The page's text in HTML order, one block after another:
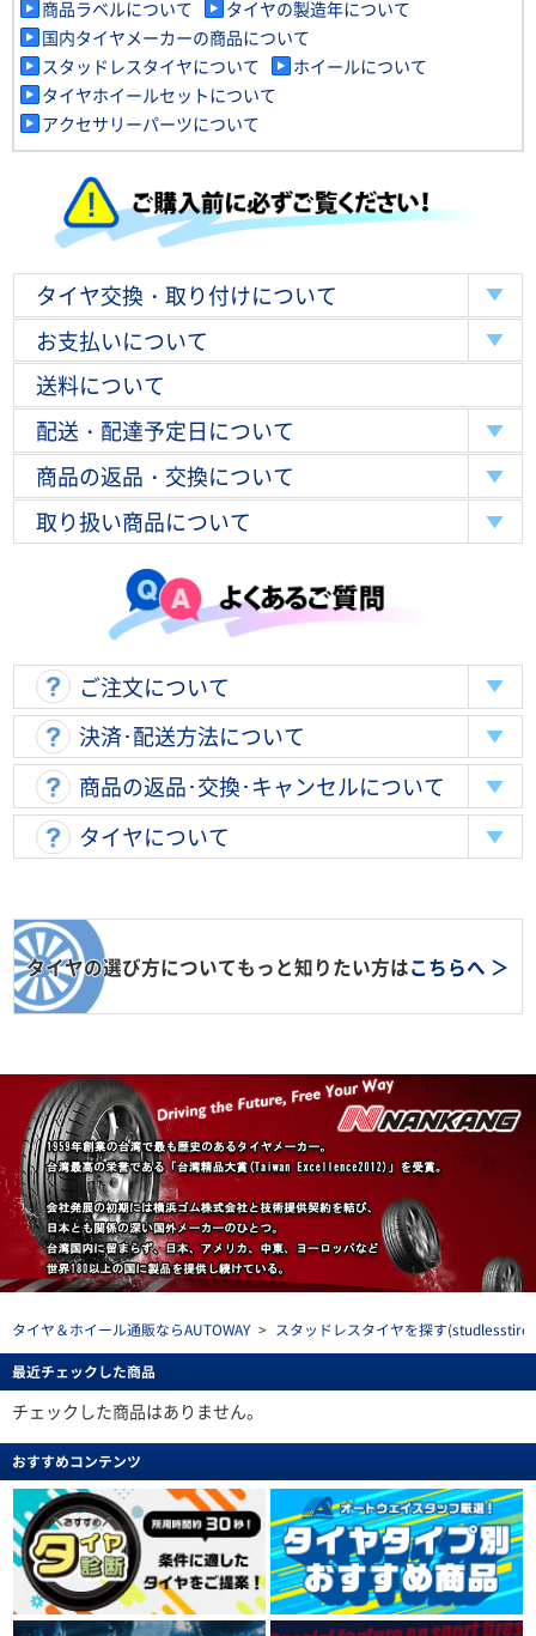
商品ラベルについて
タイヤの製造年について
国内タイヤメーカーの商品について
スタッドレスタイヤについて
ホイールについて
タイヤホイールセットについて
アクセサリーパーツについて
タイヤ交換・取り付けについて
お支払いについて
送料について
配送・配達予定日について
商品の返品・交換について
取り扱い商品について
ご注文について
決済･配送方法について
商品の返品･交換･キャンセルについて
タイヤについて
タイヤの選び方についてもっと知りたい方はこちらへ ＞
タイヤ＆ホイール通販ならAUTOWAY > スタッドレスタイヤを探す(studlesstire)
最近チェックした商品
チェックした商品はありません。
おすすめコンテンツ